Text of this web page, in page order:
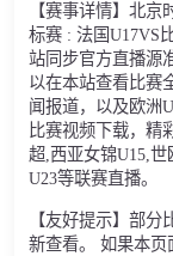
【赛事详情】北京
标赛 : 法国U17VS
站同步官方直播源
以在本站查看比赛
闻报道，以及欧洲
比赛视频下载，精
超,西亚女锦U15,
U23等联赛直播。
【友好提示】部
新查看。 如果本页